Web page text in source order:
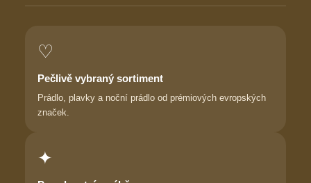
♡
Pečlivě vybraný sortiment
Prádlo, plavky a noční prádlo od prémiových evropských
značek.
✦